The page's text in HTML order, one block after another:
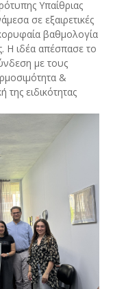
Υπαίθριας
σε εξαιρετικές
βαθμολογία
Η ιδέα απέσπασε το
με τους
&
της ειδικότητας